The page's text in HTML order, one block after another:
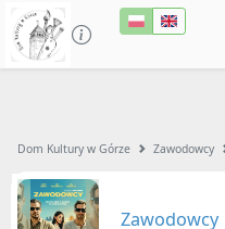
Dom Kultury w Górze Zawodowcy
Zawodowcy